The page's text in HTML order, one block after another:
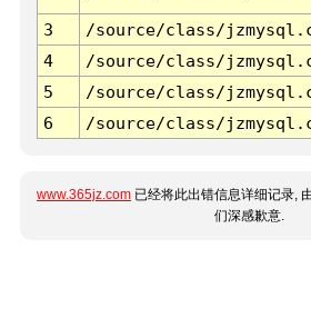
3 /source/class/
4
/source/class/
5
/source/class/
6
/source/class/
www.365jz.com 已经将此出错信息详细记录,
们深感歉意.